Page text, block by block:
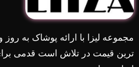
مجموعه لیزا با ارائه پوشاک به روز
ترین قیمت در تلاش است قدمی